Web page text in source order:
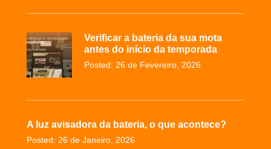
Verificar a bateria da sua mota
antes do início da temporada
Posted: 26 de Fevereiro, 2026
A luz avisadora da bateria, o que acontece?
Posted: 26 de Janeiro, 2026